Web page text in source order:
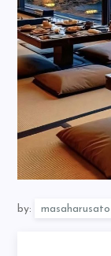
by: masaharusato